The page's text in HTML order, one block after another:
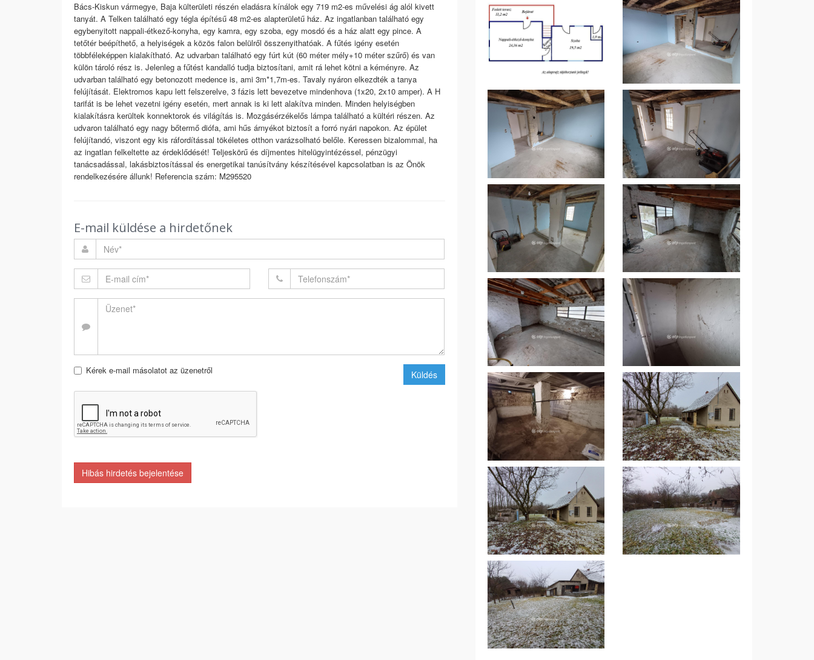
Bács-Kiskun vármegye, Baja külterületi részén eladásra kínálok egy 719 m2-es művelési ág alól kivett
tanyát. A Telken található egy tégla építésű 48 m2-es alapterületű ház. Az ingatlanban található egy
egybenyitott nappali-étkező-konyha, egy kamra, egy szoba, egy mosdó és a ház alatt egy pince. A
tetőtér beépíthető, a helyiségek a közös falon belülről összenyithatóak. A fűtés igény esetén
többféleképpen kialakítható. Az udvarban található egy fúrt kút (60 méter mély+10 méter szűrő) és van
külön tároló rész is. Jelenleg a fűtést kandalló tudja biztosítani, amit rá lehet kötni a kéményre. Az
udvarban található egy betonozott medence is, ami 3m*1,7m-es. Tavaly nyáron elkezdték a tanya
felújítását. Elektromos kapu lett felszerelve, 3 fázis lett bevezetve mindenhova (1x20, 2x10 amper). A H
tarifát is be lehet vezetni igény esetén, mert annak is ki lett alakítva minden. Minden helyiségben
kialakításra kerültek konnektorok és világítás is. Mozgásérzékelős lámpa található a kültéri részen. Az
udvaron található egy nagy bőtermő diófa, ami hűs árnyékot biztosít a forró nyári napokon. Az épület
felújítandó, viszont egy kis ráfordítással tökéletes otthon varázsolható belőle. Keressen bizalommal, ha
az ingatlan felkeltette az érdeklődését! Teljeskörű és díjmentes hitelügyintézéssel, pénzügyi
tanácsadással, lakásbiztosítással és energetikai tanúsítvány készítésével kapcsolatban is az Önök
rendelkezésére állunk! Referencia szám: M295520
E-mail küldése a hirdetőnek
Kérek e-mail másolatot az üzenetről Küldés
Hibás hirdetés bejelentése